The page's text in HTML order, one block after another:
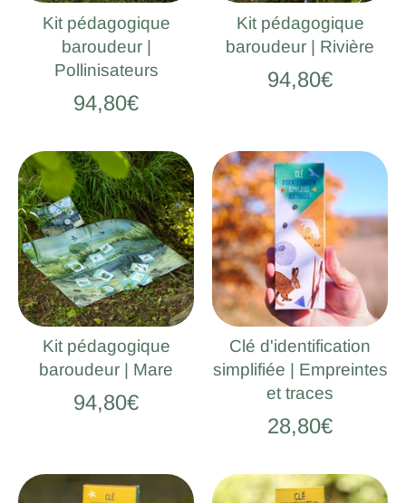
Kit pédagogique
baroudeur |
Pollinisateurs
94,80€
Kit pédagogique
baroudeur | Rivière
94,80€
Kit pédagogique
baroudeur | Mare
94,80€
Clé d'identification
simplifiée | Empreintes
et traces
28,80€